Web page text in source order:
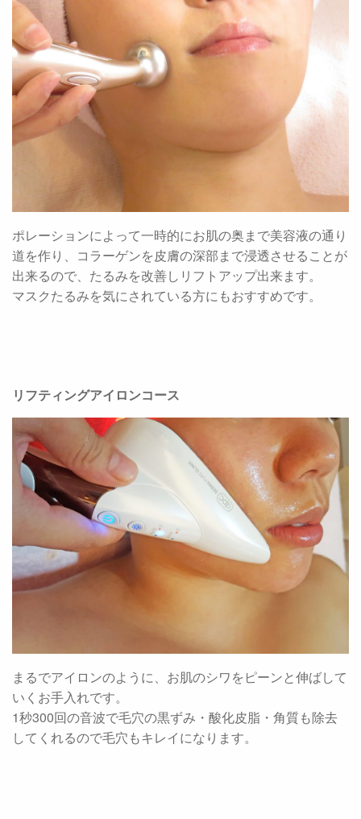
ポレーションによって一時的にお肌の奥まで美容液の通り
道を作り、コラーゲンを皮膚の深部まで浸透させることが
出来るので、たるみを改善しリフトアップ出来ます。
マスクたるみを気にされている方にもおすすめです。
リフティングアイロンコース
まるでアイロンのように、お肌のシワをピーンと伸ばして
いくお手入れです。
1秒300回の音波で毛穴の黒ずみ・酸化皮脂・角質も除去
してくれるので毛穴もキレイになります。